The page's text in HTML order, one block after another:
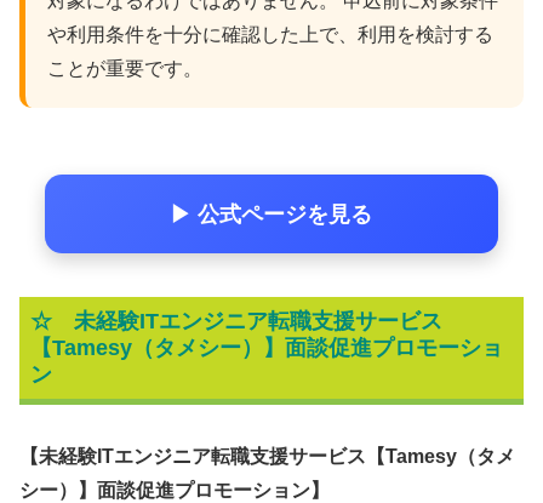
や利用条件を十分に確認した上で、利用を検討する
ことが重要です。
▶ 公式ページを見る
☆ 未経験ITエンジニア転職支援サービス
【Tamesy（タメシー）】面談促進プロモーショ
ン
【未経験ITエンジニア転職支援サービス【Tamesy（タメ
シー）】面談促進プロモーション】